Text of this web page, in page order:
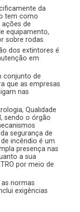
da
tem como
de
equipamento,
sobre rodas.
dos extintores é
em
conjunto de
que as empresas
nas
Qualidade
sendo o órgão
segurança de
incêndio é um
presença nas
a sua
por meio de
as normas
exigências